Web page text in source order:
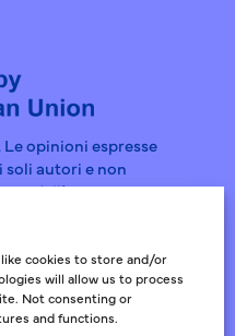
cookies to store and/or
will allow us to process
Not consenting or
and functions.
opinioni espresse
soli autori e non
dell’Unione europea
l’istruzione e la cultura